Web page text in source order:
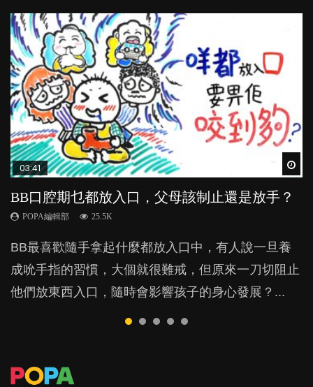
03:41
BB口腔期乜都放入口，父母該制止還是放手？
POPA編輯部 25.5K
BB最喜歡隨手拿起什麼都放入口中，有人說一旦養
成吮手指的習慣，大個就很難戒，但原來一刀切阻止
他們放東西入口，隨時會影響孩子的身心發展？...
03:59
稱讚孩子品格，培育善良有法
POPA編輯部 39.7K
除了望子成龍，有很多父母都可能更期望孩子做一個
有品德的善良人，那麼到底父母怎樣教育小朋友才有
用？想像一下，如果你的小朋友去做義工幫助別人，
你會如何稱讚他？大部分人可能會說「你做咗一件好
04:28
管教｜唔打得，唔罵得，Time-out又得唔得？
POPA編輯部 36.2K
很多家長期望以time-out「暫停隔離法」，讓孩子跟
令他失控的情境隔離，從而有反思的空間。不過這方
法，卻隱藏著危機，隨時令孩子蒙受精神傷害？...
05:02
【動畫】怕醜仔，好蝕底？（下集）
POPA編輯部 24K
上集提到，內向者雖然優點多多，但不愛表達、喜歡
獨處的性格卻令他們經常為人詬病，為甚麼呢？這大
概跟社會風氣有關。...
03:31
【動畫】父母信念如何，子女也必如何？
POPA編輯部 20.2K
俗語有云「好醜命生成」，那麼孩子聰明或愚笨、將
來有沒有成就，是不是早就由天注定？原來，父母師
長的信念才是關鍵，並會在不知不覺間影響了孩子的